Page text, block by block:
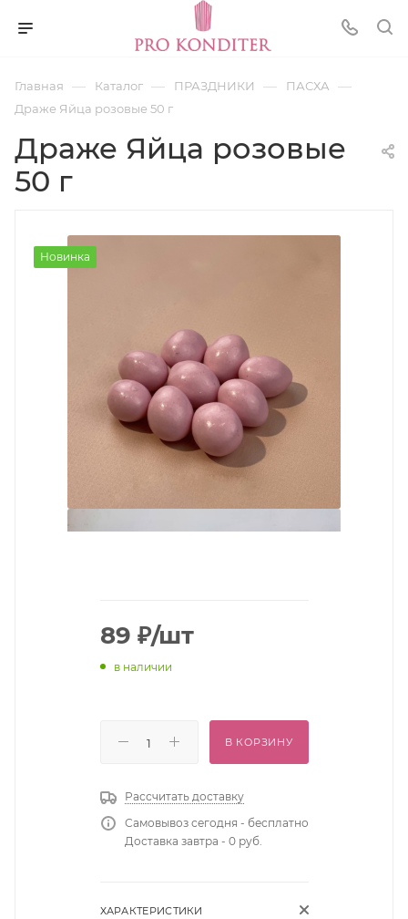
Главная — Каталог — ПРАЗДНИКИ — ПАСХА —
Драже Яйца розовые 50 г
Драже Яйца розовые
50 г
Новинка
89 ₽/шт
в наличии
В КОРЗИНУ
Рассчитать доставку
Самовывоз сегодня - бесплатно
Доставка завтра - 0 руб.
ХАРАКТЕРИСТИКИ